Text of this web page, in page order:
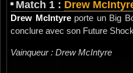
Match 1 : Drew
Drew McIntyreporte un Big
conclure avec son Future
Vainqueur : Drew McIntyre